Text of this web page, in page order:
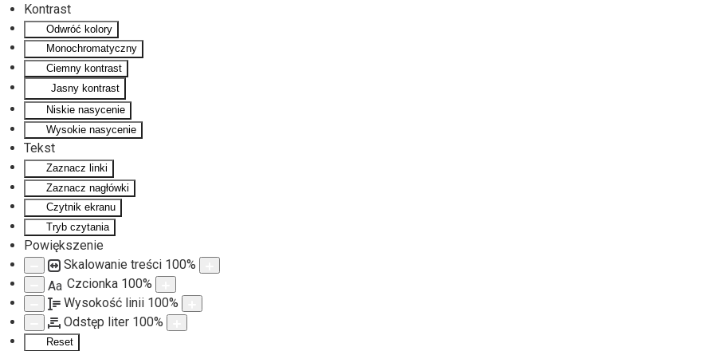
Kontrast
Odwróć kolory
Monochromatyczny
Ciemny kontrast
Jasny kontrast
Niskie nasycenie
Wysokie nasycenie
Tekst
Zaznacz linki
Zaznacz nagłówki
Czytnik ekranu
Tryb czytania
Powiększenie
Skalowanie treści 100%
Aa Czcionka 100%
Wysokość linii 100%
Odstęp liter 100%
Reset